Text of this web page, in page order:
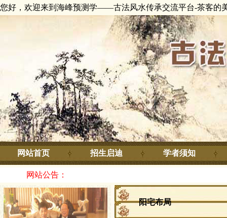
您好，欢迎来到海峰预测学——古法风水传承交流平台-茶客的
网站首页 招生启迪 学者须知
网站公告：
阳宅布局